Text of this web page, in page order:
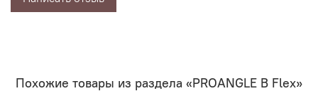
Похожие товары из раздела «PROANGLE B Flex»